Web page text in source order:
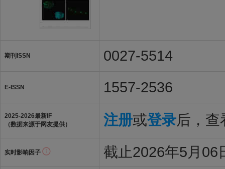
期刊ISSN 0027-5514
E-ISSN 1557-2536
2025-2026最新IF
（数据来源于网友提供）
注册或登录后，查
实时影响因子 截止2026年5月06